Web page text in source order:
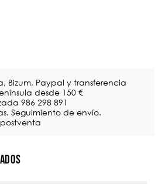
Bizum, Paypal y transferencia
desde 150 €
986 298 891
Seguimiento de envío.